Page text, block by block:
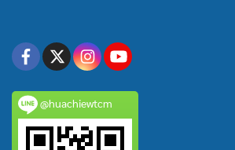
@huachiewtcm